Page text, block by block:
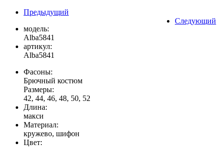
Предыдущий
Следующий
модель:
Alba5841
артикул:
Alba5841
Фасоны:
Брючный костюм
Размеры:
42, 44, 46, 48, 50, 52
Длина:
макси
Материал:
кружево, шифон
Цвет: